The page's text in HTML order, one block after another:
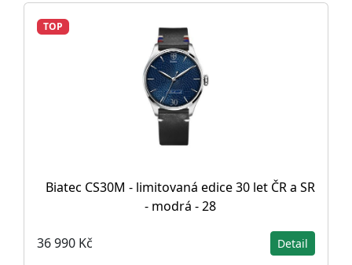
TOP
Biatec CS30M - limitovaná edice 30 let ČR a SR
- modrá - 28
36 990 Kč Detail